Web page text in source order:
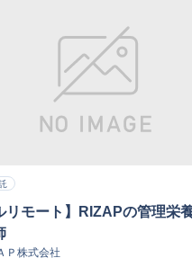
リモート】RIZAPの管理栄
Ｐ株式会社